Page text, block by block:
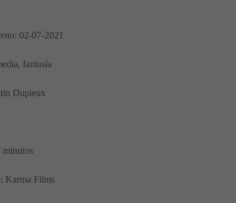
02-07-2021
fantasía
Dupieux
minutos
Karma Films